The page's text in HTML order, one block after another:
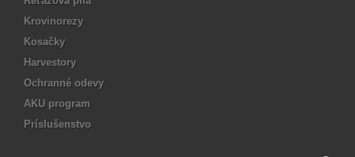
Krovinorezy
Kosačky
Harvestory
Ochranné odevy
AKU program
Príslušenstvo